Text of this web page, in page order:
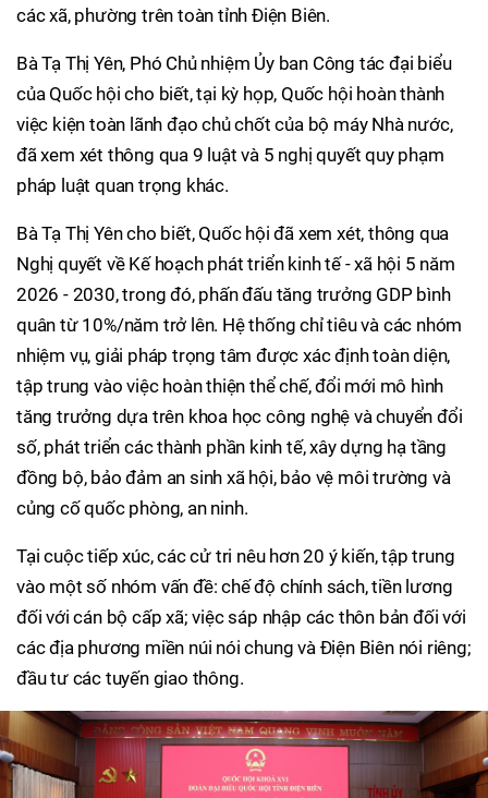
các xã, phường trên toàn tỉnh Điện Biên.
Bà Tạ Thị Yên, Phó Chủ nhiệm Ủy ban Công tác đại biểu
của Quốc hội cho biết, tại kỳ họp, Quốc hội hoàn thành
việc kiện toàn lãnh đạo chủ chốt của bộ máy Nhà nước,
đã xem xét thông qua 9 luật và 5 nghị quyết quy phạm
pháp luật quan trọng khác.
Bà Tạ Thị Yên cho biết, Quốc hội đã xem xét, thông qua
Nghị quyết về Kế hoạch phát triển kinh tế - xã hội 5 năm
2026 - 2030, trong đó, phấn đấu tăng trưởng GDP bình
quân từ 10%/năm trở lên. Hệ thống chỉ tiêu và các nhóm
nhiệm vụ, giải pháp trọng tâm được xác định toàn diện,
tập trung vào việc hoàn thiện thể chế, đổi mới mô hình
tăng trưởng dựa trên khoa học công nghệ và chuyển đổi
số, phát triển các thành phần kinh tế, xây dựng hạ tầng
đồng bộ, bảo đảm an sinh xã hội, bảo vệ môi trường và
củng cố quốc phòng, an ninh.
Tại cuộc tiếp xúc, các cử tri nêu hơn 20 ý kiến, tập trung
vào một số nhóm vấn đề: chế độ chính sách, tiền lương
đối với cán bộ cấp xã; việc sáp nhập các thôn bản đối với
các địa phương miền núi nói chung và Điện Biên nói riêng;
đầu tư các tuyến giao thông.